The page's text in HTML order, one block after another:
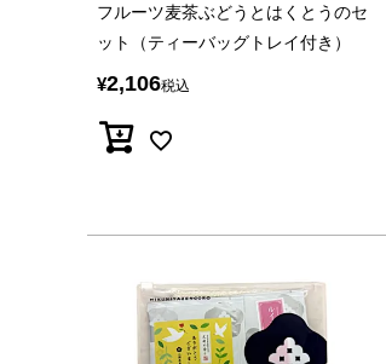
フルーツ麦茶ぶどうとはくとうのセ
ット（ティーバッグトレイ付き）
¥2,106税込